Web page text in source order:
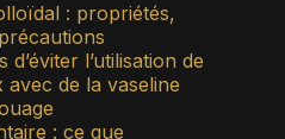
: propriétés,
d’éviter l’utilisation de
avec de la vaseline
: ce que